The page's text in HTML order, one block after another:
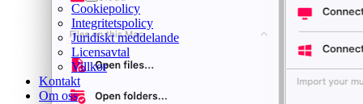
Cookiepolicy
Integritetspolicy
Juridiskt meddelande
Licensavtal
Villkor
Kontakt
Om oss